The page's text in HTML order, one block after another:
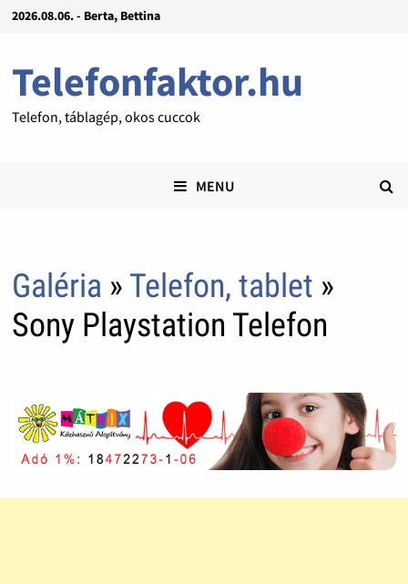
2026.08.06. - Berta, Bettina
Telefonfaktor.hu
Telefon, táblagép, okos cuccok
MENU
Galéria » Telefon, tablet »
Sony Playstation Telefon